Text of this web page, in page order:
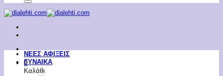
0
Καλάθι
ΝΕΕΣ ΑΦΙΞΕΙΣ
ΓΥΝΑΙΚΑ